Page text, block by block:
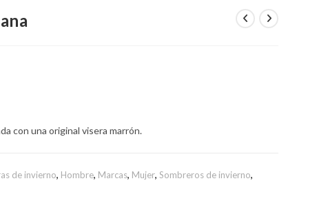
con una original visera marrón.
de invierno, Hombre, Marcas, Mujer, Sombreros de invierno,